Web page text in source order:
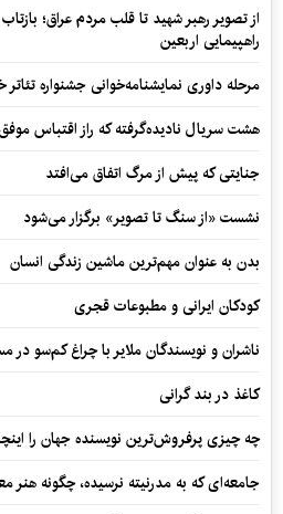
از تصویر رهبر شهید تا قلب مردم عراق؛
راهپیمایی اربعین
مرحله داوری نمایشنامه‌خوانی جشنواره
هشت سریال نادیده‌گرفته که راز اقتباس
جنایتی که پیش از مرگ اتفاق می‌افتد
نشست «از سنگ تا تصویر» برگزار می‌شود
بدن به عنوان مهم‌ترین ماشین زندگی انسان
کودکان ایرانی و مطبوعات قجری
ناشران و نویسندگان ملایر با چراغ کم‌سو در
کاغذ در بند گرانی
چه چیزی پرفروش‌ترین نویسنده جهان را
جامعه‌ای که به مدرنیته نرسیده، چگونه هنر